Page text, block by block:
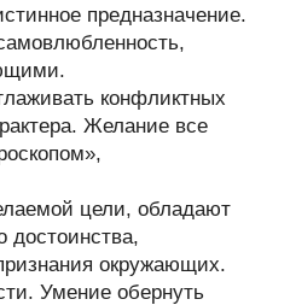
предназначение.
конфликтных
Желание все
цели, обладают
достоинства,
окружающих.
Умение обернуть